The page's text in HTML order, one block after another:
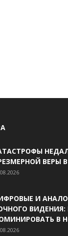
ВЕРЫ
И
ВИДЕНИЯ:
В